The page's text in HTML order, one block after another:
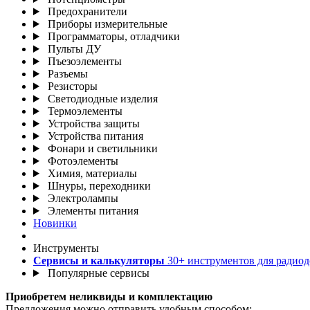
Предохранители
Приборы измерительные
Программаторы, отладчики
Пульты ДУ
Пъезоэлементы
Разъемы
Резисторы
Светодиодные изделия
Термоэлементы
Устройства защиты
Устройства питания
Фонари и светильники
Фотоэлементы
Химия, материалы
Шнуры, переходники
Электролампы
Элементы питания
Новинки
Инструменты
Сервисы и калькуляторы 30+ инструментов для
Популярные сервисы
Приобретем неликвиды и комплектацию